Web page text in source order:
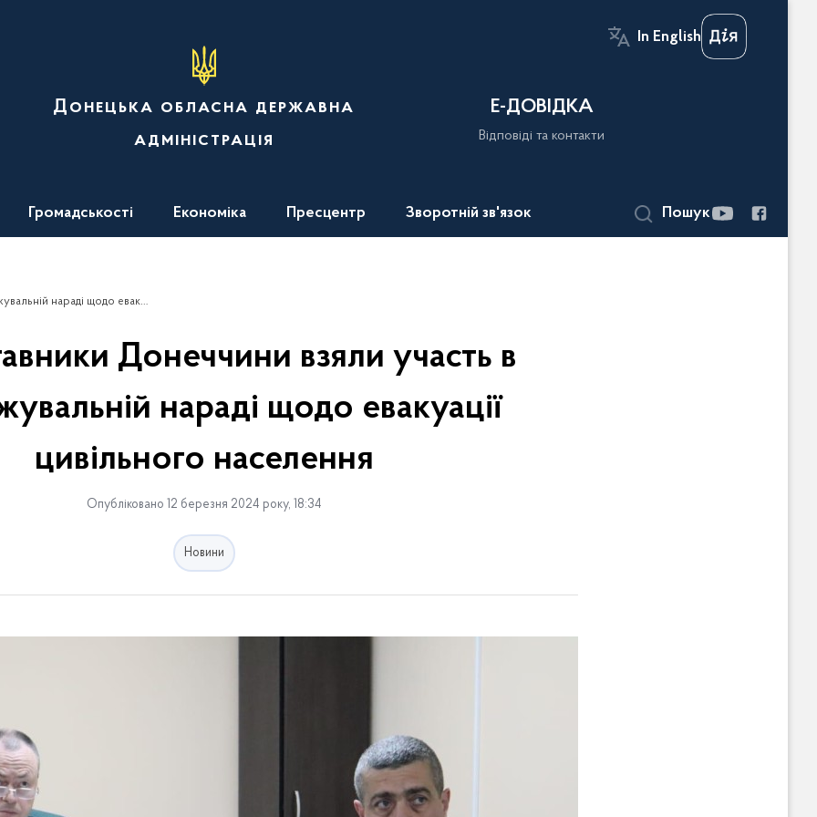
In English
Донецька обласна державна
адміністрація
Е-ДОВІДКА
Відповіді та контакти
Громадськості Економіка Пресцентр Зворотній зв'язок Пошук
евакуації цивільного населення
Донеччини взяли участь в
нараді щодо евакуації
цивільного населення
Опубліковано 12 березня 2024 року, 18:34
Новини